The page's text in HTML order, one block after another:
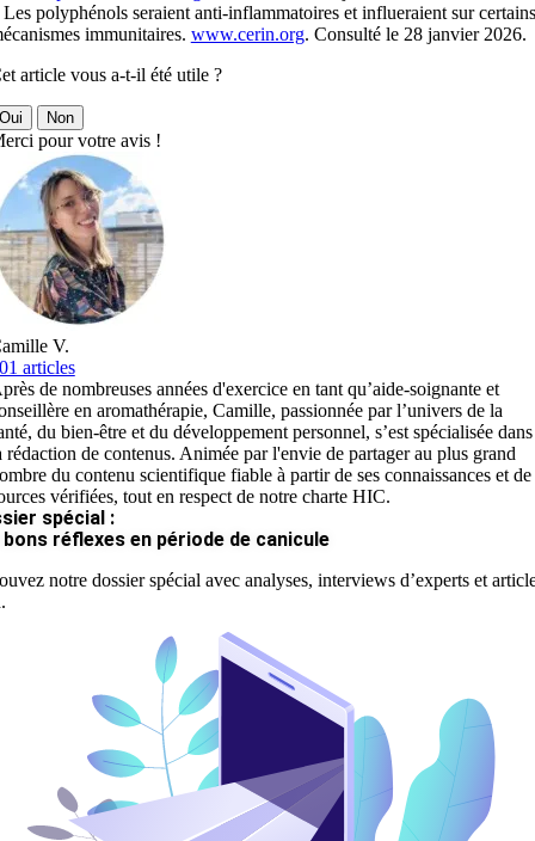
polyphénols seraient anti-inflammatoires et influeraient sur certains
immunitaires. www.cerin.org. Consulté le 28 janvier 2026.
article vous a-t-il été utile ?
Non
pour votre avis !
V.
articles
de nombreuses années d'exercice en tant qu’aide-soignante et
en aromathérapie, Camille, passionnée par l’univers de la
du bien-être et du développement personnel, s’est spécialisée dans
rédaction de contenus. Animée par l'envie de partager au plus grand
du contenu scientifique fiable à partir de ses connaissances et de
vérifiées, tout en respect de notre charte HIC.
spécial :
bons réflexes en période de canicule
notre dossier spécial avec analyses, interviews d’experts et